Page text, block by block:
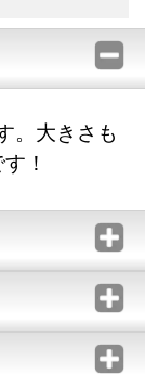
。大きさも
！